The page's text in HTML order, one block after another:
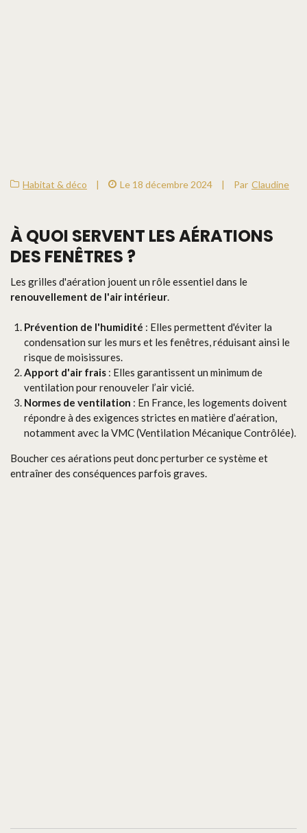
Habitat & déco | Le 18 décembre 2024 | Par Claudine
À QUOI SERVENT LES AÉRATIONS
DES FENÊTRES ?
Les grilles d'aération jouent un rôle essentiel dans le
renouvellement de l'air intérieur.
Prévention de l'humidité : Elles permettent d'éviter la
condensation sur les murs et les fenêtres, réduisant ainsi le
risque de moisissures.
Apport d'air frais : Elles garantissent un minimum de
ventilation pour renouveler l’air vicié.
Normes de ventilation : En France, les logements doivent
répondre à des exigences strictes en matière d’aération,
notamment avec la VMC (Ventilation Mécanique Contrôlée).
Boucher ces aérations peut donc perturber ce système et
entraîner des conséquences parfois graves.